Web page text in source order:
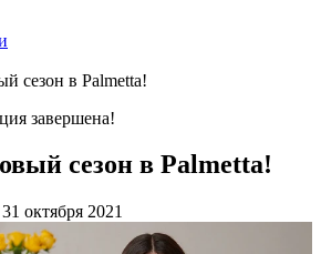
сезон в Palmetta!
завершена!
сезон в Palmetta!
октября 2021